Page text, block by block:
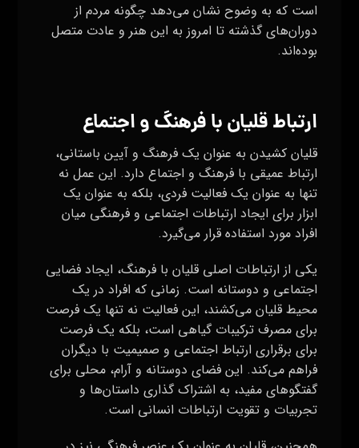
ارتباط عمیقی با فرهنگ و اجتماع دارد. این عمل نه
تنها به عنوان یک فعالیت فردی، بلکه به عنوان یک
ابزار برای ایجاد ارتباطات اجتماعی و فرهنگی میان
یکی از ارتباطات اصلی قلیان با فرهنگ، ایجاد فضایی
اجتماعی و دوستانه است. زمانی که افراد در یک
محیط قلیان می‌کشند، این فعالیت نه تنها یک فرصت
برای مصرف ترکیبات گیاهی است، بلکه یک فرصت
برای برقراری ارتباط اجتماعی و صمیمیت با دیگران
فراهم می‌کند. این فضای دوستانه و آرام، محلی برای
گفتگوهای مفید، به اشتراک گذاری داستان‌ها و
تجربیات و تقویت ارتباطات انسانی است.
همچنین، قلیان به عنوان یک عنصر فرهنگی نیز در
برخی جوامع و مراسمات مورد استفاده قرار می‌گیرد. به
عنوان یک عادت باستانی، قلیان در برخی مراسمات
رسمی، مانند مراسم عروسی‌ها یا جشنواره‌های
مذهبی و فرهنگی، به عنوان یک نماد از انسجام و
اتحاد جامعه حضور دارد و به وضوح نشان می‌دهد که
چگونه یک عادت فرهنگی می‌تواند در تقویت
ارتباطات اجتماعی نقش بسیار مهمی داشته باشد.